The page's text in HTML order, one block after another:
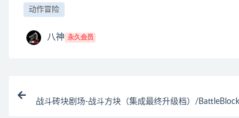
动作冒险
八神 永久会员
战斗砖块剧场-战斗方块（集成最终升级档）/